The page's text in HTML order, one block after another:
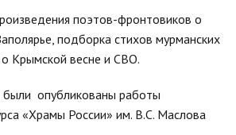
поэтов-фронтовиков о
подборка стихов мурманских
Крымской весне и СВО.
были опубликованы работы
«Храмы России» им. В.С. Маслова